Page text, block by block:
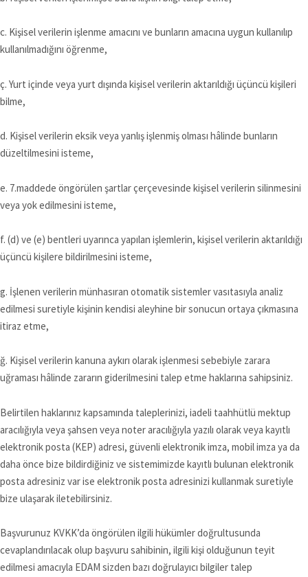
c. Kişisel verilerin işlenme amacını ve bunların amacına uygun kullanılıp
kullanılmadığını öğrenme,
ç. Yurt içinde veya yurt dışında kişisel verilerin aktarıldığı üçüncü kişileri
bilme,
d. Kişisel verilerin eksik veya yanlış işlenmiş olması hâlinde bunların
düzeltilmesini isteme,
e. 7.maddede öngörülen şartlar çerçevesinde kişisel verilerin silinmesini
veya yok edilmesini isteme,
f. (d) ve (e) bentleri uyarınca yapılan işlemlerin, kişisel verilerin aktarıldığı
üçüncü kişilere bildirilmesini isteme,
g. İşlenen verilerin münhasıran otomatik sistemler vasıtasıyla analiz
edilmesi suretiyle kişinin kendisi aleyhine bir sonucun ortaya çıkmasına
itiraz etme,
ğ. Kişisel verilerin kanuna aykırı olarak işlenmesi sebebiyle zarara
uğraması hâlinde zararın giderilmesini talep etme haklarına sahipsiniz.
Belirtilen haklarınız kapsamında taleplerinizi, iadeli taahhütlü mektup
aracılığıyla veya şahsen veya noter aracılığıyla yazılı olarak veya kayıtlı
elektronik posta (KEP) adresi, güvenli elektronik imza, mobil imza ya da
daha önce bize bildirdiğiniz ve sistemimizde kayıtlı bulunan elektronik
posta adresiniz var ise elektronik posta adresinizi kullanmak suretiyle
bize ulaşarak iletebilirsiniz.
Başvurunuz KVKK’da öngörülen ilgili hükümler doğrultusunda
cevaplandırılacak olup başvuru sahibinin, ilgili kişi olduğunun teyit
edilmesi amacıyla EDAM sizden bazı doğrulayıcı bilgiler talep